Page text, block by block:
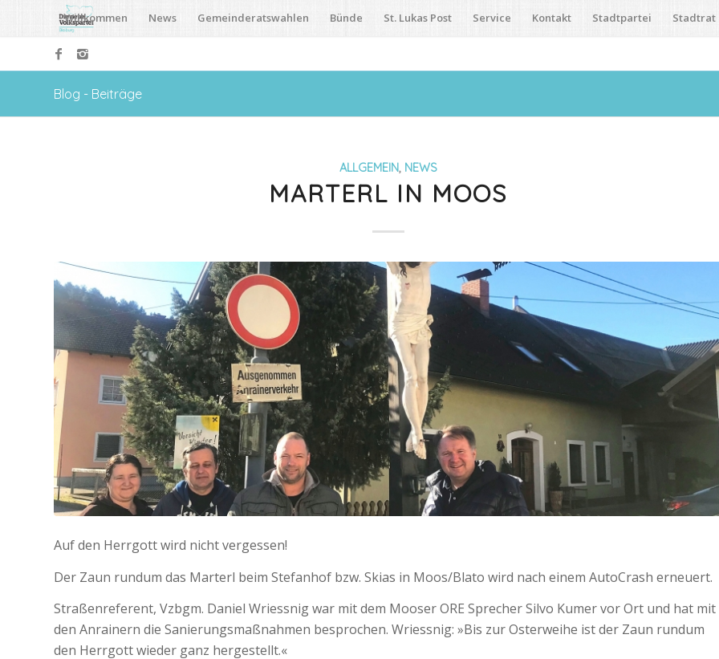
Willkommen News Gemeinderatswahlen Bünde St. Lukas Post Service Kontakt Stadtpartei Stadtrat
Blog - Beiträge
ALLGEMEIN, NEWS
MARTERL IN MOOS
Auf den Herrgott wird nicht vergessen!
Der Zaun rundum das Marterl beim Stefanhof bzw. Skias in Moos/Blato wird nach einem AutoCrash erneuert.
Straßenreferent, Vzbgm. Daniel Wriessnig war mit dem Mooser ORE Sprecher Silvo Kumer vor Ort und hat mit
den Anrainern die Sanierungsmaßnahmen besprochen. Wriessnig: »Bis zur Osterweihe ist der Zaun rundum
den Herrgott wieder ganz hergestellt.«